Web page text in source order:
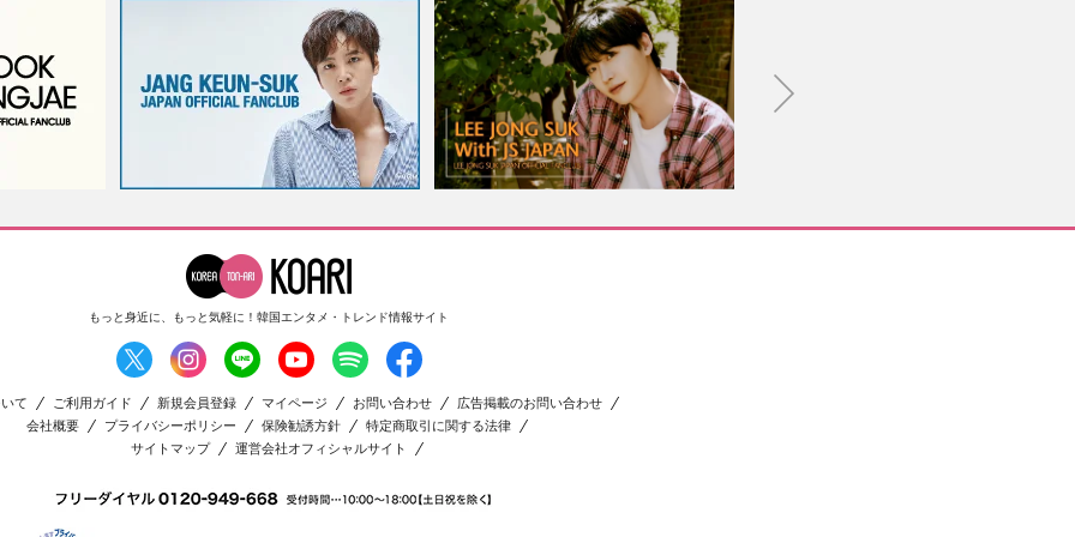
もっと身近に、もっと気軽に！ 韓国エンタメ・トレンド情報サイト
て ご利用ガイド 新規会員登録 マイページ お問い合わせ
広告掲載のお問い合わせ
会社概要
プライバシーポリシー 保険勧誘方針
特定商取引に関する法律
サイトマップ
運営会社オフィシャルサイト